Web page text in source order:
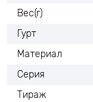
Вес(г)
Гурт
Материал
Серия
Тираж